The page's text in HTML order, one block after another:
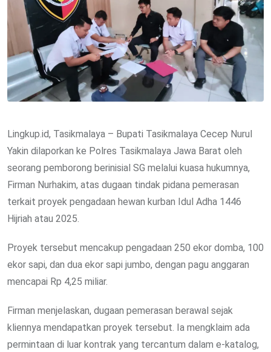
Lingkup.id, Tasikmalaya – Bupati Tasikmalaya Cecep Nurul
Yakin dilaporkan ke Polres Tasikmalaya Jawa Barat oleh
seorang pemborong berinisial SG melalui kuasa hukumnya,
Firman Nurhakim, atas dugaan tindak pidana pemerasan
terkait proyek pengadaan hewan kurban Idul Adha 1446
Hijriah atau 2025.
Proyek tersebut mencakup pengadaan 250 ekor domba, 100
ekor sapi, dan dua ekor sapi jumbo, dengan pagu anggaran
mencapai Rp 4,25 miliar.
Firman menjelaskan, dugaan pemerasan berawal sejak
kliennya mendapatkan proyek tersebut. Ia mengklaim ada
permintaan di luar kontrak yang tercantum dalam e-katalog,